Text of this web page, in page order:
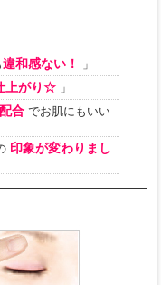
違和感ない！
」
上がり☆ 」
合でお肌にもいい
印象が変わりまし